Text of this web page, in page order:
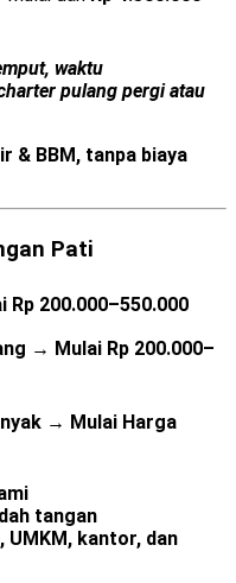
waktu
pulang pergi atau
& BBM , tanpa biaya
Pati
Rp 200.000–550.000
→ Mulai Rp 200.000–
→ Mulai Harga
tangan
UMKM, kantor, dan